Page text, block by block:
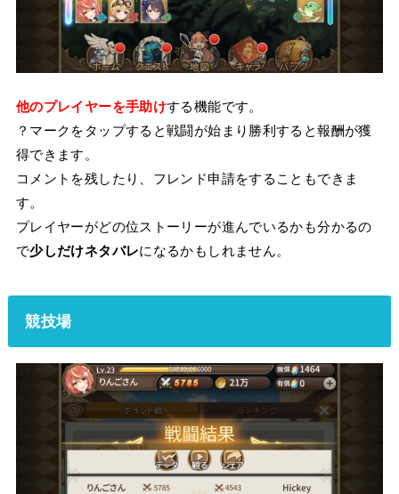
他のプレイヤーを手助けする機能です。
？マークをタップすると戦闘が始まり勝利すると報酬が獲
得できます。
コメントを残したり、フレンド申請をすることもできま
す。
プレイヤーがどの位ストーリーが進んでいるかも分かるの
で少しだけネタバレになるかもしれません。
競技場